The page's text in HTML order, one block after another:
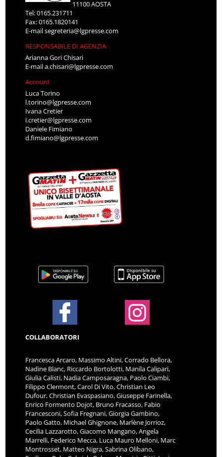
11100 AOSTA
Tel: 0165.231711
Fax: 0165.1820141
E-mailsegreteria@lgpresse.com
RESPONSABILE DI AGENZIA
Arianna Gori Chisari
E-maila.chisari@lgpresse.com
Account
Luca Torino
l.torino@lgpresse.com
Ivana Cretier
i.cretier@lgpresse.com
Daniele Fimiano
d.fimiano@lgpresse.com
COLLABORATORI
Francesca Arcaro, Massimo Altini, Corrado Bellora,
Nadine Blanc, Riccardo Bortolotti, Manila Calipari,
Giulia Calisti, Nadia Camposaragna, Paolo Ciambi,
Filippo Clermont, Carol Di Vito, Christian Leo
Dufour, Christian Evaspasiano, Giuseppe Farinella,
Enrico Formento Dojot, Bruno Fracasso, Fabio
Francesconi, Sofia Fregnani, Giorgia Gambino,
Paolo Gatto, Michael Ghignone, Marlène Jorrioz,
Cecilia Lazzarotto, Giacomo Mangano, Angela
Marrelli, Federico Mecca, Luca Mauro Melloni, Marc
Montrosset, Matteo Nigra, Sabrina Olibano,